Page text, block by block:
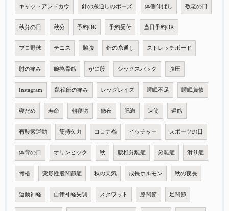
キャットアンドカウ 針の糸通しのポーズ 体側伸ばし 敬老の日
秋分の日 秋分 予約OK 予約受付 当日予約OK
プロ野球 テニス 脇腹 針の糸通し ストレッチボード
肘の痛み 腕撓骨筋 がに股 シックスパック 腹圧
Instagram 鼠径部の痛み レッグレイズ 睡眠不足 睡眠負債
寝だめ 寿命 朝寝坊 徹夜 肥満 速筋 遅筋
有酸素運動 筋持久力 コロナ禍 ピッチャー スポーツの日
体育の日 オリンピック 秋 腰椎分離症 分離症 滑り症
骨格 変形性股関節症 秋の天気 成長ホルモン 秋の夜長
運動神経 自律神経失調 スクワット 膝関節 足関節